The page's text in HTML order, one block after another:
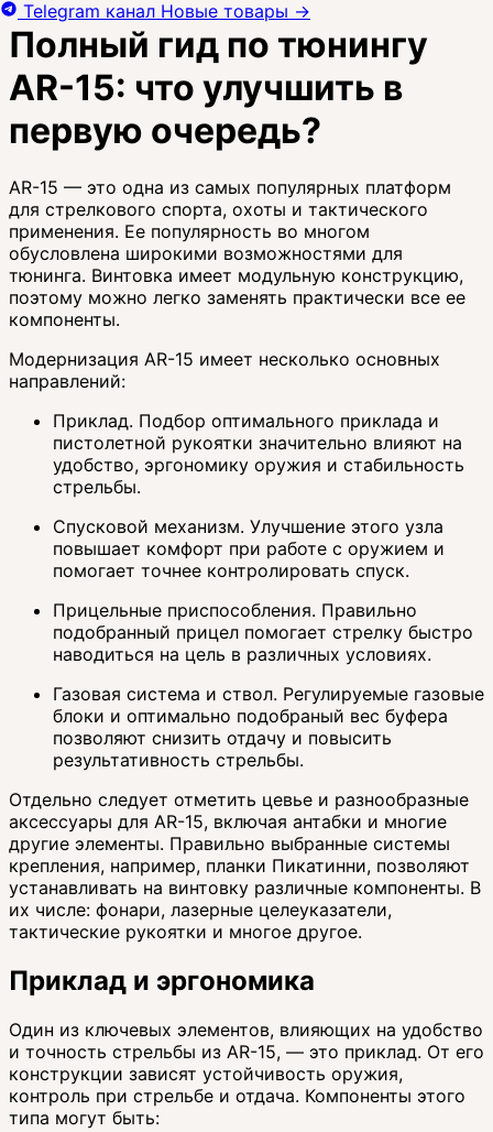
Полный гид по тюнингу
AR-15: что улучшить в
первую очередь?
AR-15 — это одна из самых популярных платформ
для стрелкового спорта, охоты и тактического
применения. Ее популярность во многом
обусловлена широкими возможностями для
тюнинга. Винтовка имеет модульную конструкцию,
поэтому можно легко заменять практически все ее
компоненты.
Модернизация AR-15 имеет несколько основных
направлений:
Приклад. Подбор оптимального приклада и
пистолетной рукоятки значительно влияют на
удобство, эргономику оружия и стабильность
стрельбы.
Спусковой механизм. Улучшение этого узла
повышает комфорт при работе с оружием и
помогает точнее контролировать спуск.
Прицельные приспособления. Правильно
подобранный прицел помогает стрелку быстро
наводиться на цель в различных условиях.
Газовая система и ствол. Регулируемые газовые
блоки и оптимально подобраный вес буфера
позволяют снизить отдачу и повысить
результативность стрельбы.
Отдельно следует отметить цевье и разнообразные
аксессуары для AR-15, включая антабки и многие
другие элементы. Правильно выбранные системы
крепления, например, планки Пикатинни, позволяют
устанавливать на винтовку различные компоненты. В
их числе: фонари, лазерные целеуказатели,
тактические рукоятки и многое другое.
Приклад и эргономика
Один из ключевых элементов, влияющих на удобство
и точность стрельбы из AR-15, — это приклад. От его
конструкции зависят устойчивость оружия,
контроль при стрельбе и отдача. Компоненты этого
типа могут быть:
Telegram канал Новые товары →